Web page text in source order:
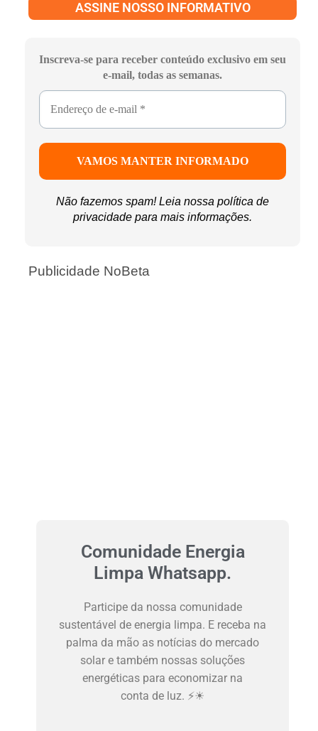
ASSINE NOSSO INFORMATIVO
Inscreva-se para receber conteúdo exclusivo em seu
e-mail, todas as semanas.
Não fazemos spam! Leia nossa política de
privacidade para mais informações.
Publicidade NoBeta
Comunidade Energia
Limpa Whatsapp.
Participe da nossa comunidade
sustentável de energia limpa. E receba na
palma da mão as notícias do mercado
solar e também nossas soluções
energéticas para economizar na
conta de luz. ⚡☀